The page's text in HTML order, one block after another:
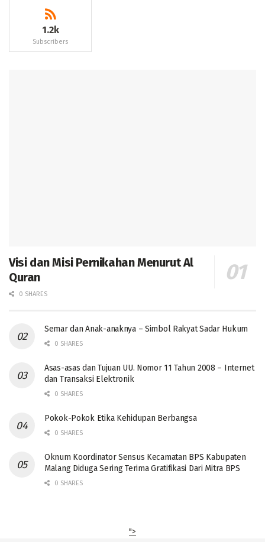
1.2k
Subscribers
Visi dan Misi Pernikahan Menurut Al
Quran
0 SHARES
Semar dan Anak-anaknya – Simbol Rakyat Sadar Hukum
0 SHARES
Asas-asas dan Tujuan UU. Nomor 11 Tahun 2008 – Internet
dan Transaksi Elektronik
0 SHARES
Pokok-Pokok Etika Kehidupan Berbangsa
0 SHARES
Oknum Koordinator Sensus Kecamatan BPS Kabupaten
Malang Diduga Sering Terima Gratifikasi Dari Mitra BPS
0 SHARES
">